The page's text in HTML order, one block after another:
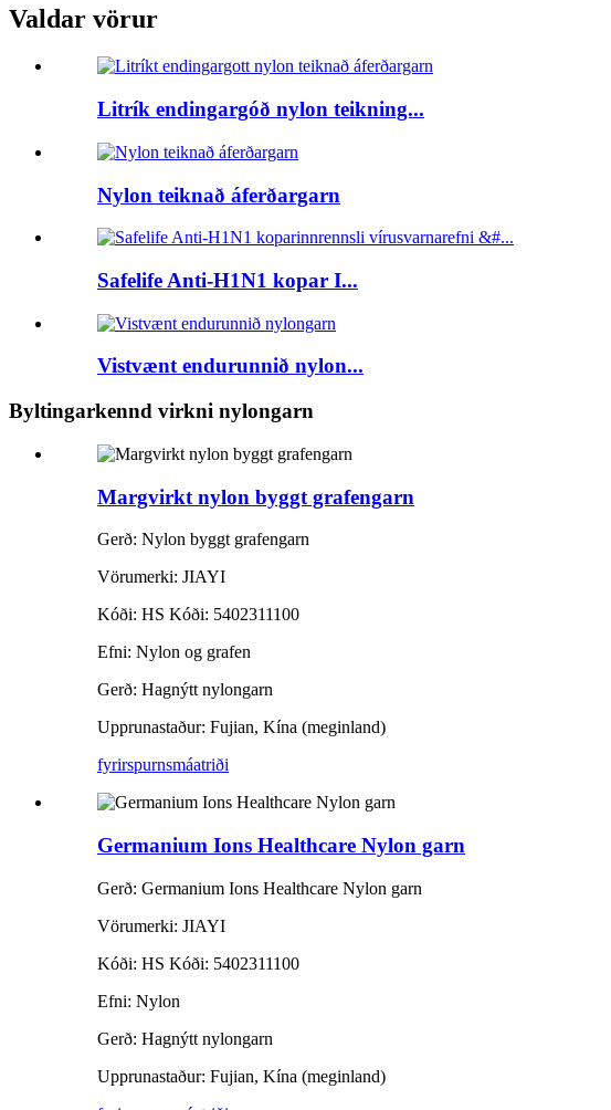
Valdar vörur
Litrík endingargóð nylon teikning...
Nylon teiknað áferðargarn
Safelife Anti-H1N1 kopar I...
Vistvænt endurunnið nylon...
Byltingarkennd virkni nylongarn
Margvirkt nylon byggt grafengarn
Gerð: Nylon byggt grafengarn
Vörumerki: JIAYI
Kóði: HS Kóði: 5402311100
Efni: Nylon og grafen
Gerð: Hagnýtt nylongarn
Upprunastaður: Fujian, Kína (meginland)
fyrirspurnsmáatriði
Germanium Ions Healthcare Nylon garn
Gerð: Germanium Ions Healthcare Nylon garn
Vörumerki: JIAYI
Kóði: HS Kóði: 5402311100
Efni: Nylon
Gerð: Hagnýtt nylongarn
Upprunastaður: Fujian, Kína (meginland)